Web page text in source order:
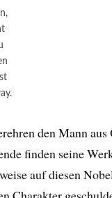
den Mann aus
finden seine
auf diesen